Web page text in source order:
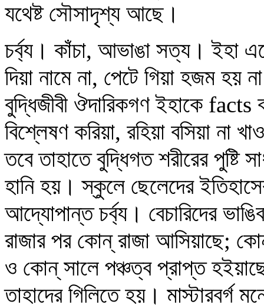
যথেষ্ট সৌসাদৃশ্য আছে।
চর্ব্য। কাঁচা, আভাঙা সত্য। ইহা
দিয়া নামে না, পেটে গিয়া হজম হয়
বুদ্ধিজীবী ঔদারিকগণ ইহাকে facts
বিশ্লেষণ করিয়া, রহিয়া বসিয়া না
তবে তাহাতে বুদ্ধিগত শরীরের
হানি হয়। স্কুলে ছেলেদের
আদ্যোপান্ত চর্ব্য। বেচারিদের
রাজার পর কোন্‌ রাজা আসিয়াছে;
ও কোন্‌ সালে পঞ্চত্ব প্রাপ্ত
তাহাদের গিলিতে হয়। মাস্টারবর্গ